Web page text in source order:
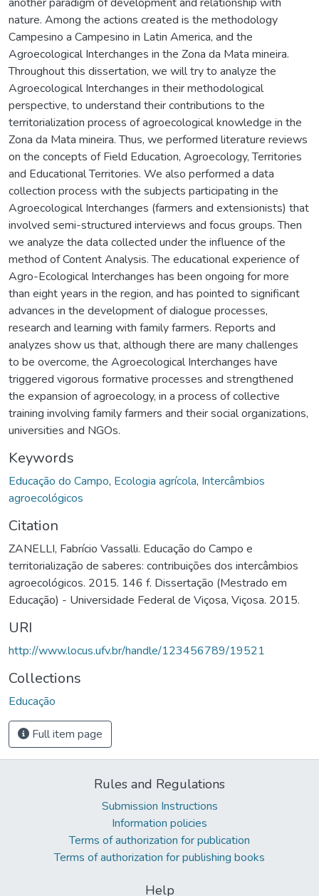
nature. Among the actions created is the methodology
Campesino a Campesino in Latin America, and the
Agroecological Interchanges in the Zona da Mata mineira.
Throughout this dissertation, we will try to analyze the
Agroecological Interchanges in their methodological
perspective, to understand their contributions to the
territorialization process of agroecological knowledge in the
Zona da Mata mineira. Thus, we performed literature reviews
on the concepts of Field Education, Agroecology, Territories
and Educational Territories. We also performed a data
collection process with the subjects participating in the
Agroecological Interchanges (farmers and extensionists) that
involved semi-structured interviews and focus groups. Then
we analyze the data collected under the influence of the
method of Content Analysis. The educational experience of
Agro-Ecological Interchanges has been ongoing for more
than eight years in the region, and has pointed to significant
advances in the development of dialogue processes,
research and learning with family farmers. Reports and
analyzes show us that, although there are many challenges
to be overcome, the Agroecological Interchanges have
triggered vigorous formative processes and strengthened
the expansion of agroecology, in a process of collective
training involving family farmers and their social organizations,
universities and NGOs.
Keywords
Educação do Campo, Ecologia agrícola, Intercâmbios
agroecológicos
Citation
ZANELLI, Fabrício Vassalli. Educação do Campo e
territorialização de saberes: contribuições dos intercâmbios
agroecológicos. 2015. 146 f. Dissertação (Mestrado em
Educação) - Universidade Federal de Viçosa, Viçosa. 2015.
URI
http://www.locus.ufv.br/handle/123456789/19521
Collections
Educação
Full item page
Rules and Regulations
Submission Instructions
Information policies
Terms of authorization for publication
Terms of authorization for publishing books
Help